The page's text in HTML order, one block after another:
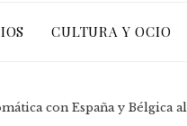
CULTURA Y OCIO
con España y Bélgica